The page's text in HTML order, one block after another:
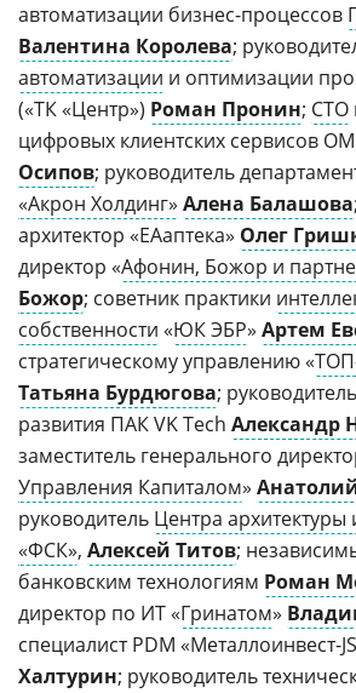
автоматизации бизнес-процессов
Валентина Королева;
автоматизации и оптимизации
(«ТК «Центр») Роман Пронин; СТО
цифровых клиентских сервисов
Осипов; руководитель
«Акрон Холдинг» Алена Балашова
архитектор «ЕАаптека» Олег
директор «Афонин, Божор и
Божор; советник практики
собственности «ЮК ЭБР» Артем
стратегическому управлению «
Татьяна Бурдюгова;
развития ПАК VK Tech Александр
заместитель генерального
Управления Капиталом»
руководитель Центра архитектуры
«ФСК», Алексей Титов;
банковским технологиям Роман
директор по ИТ «Гринатом»
специалист PDM «Металлоинвест-
Халтурин; руководитель